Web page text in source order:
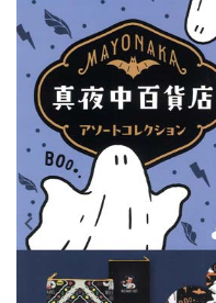
入荷スケジュ
カプセルトイマシン
カプセルトイ
販促用空カプセル
レンタル